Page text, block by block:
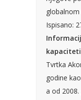
Ispisano:
Tvrtka
godine
a od